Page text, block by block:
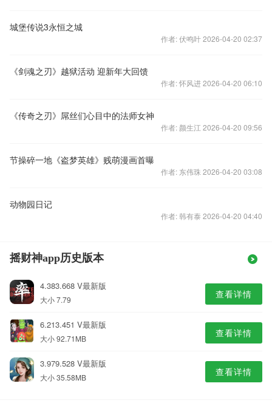
城堡传说3永恒之城
作者: 伏鸣叶 2026-04-20 02:37
《剑魂之刃》越狱活动 迎新年大回馈
作者: 怀风进 2026-04-20 06:10
《传奇之刃》屌丝们心目中的法师女神
作者: 颜生江 2026-04-20 09:56
节操碎一地《盗梦英雄》贱萌漫画首曝
作者: 东伟珠 2026-04-20 03:08
动物园日记
作者: 韩有泰 2026-04-20 04:40
摇财神app历史版本
4.383.668 V最新版
大小 7.79 查看详情
6.213.451 V最新版
大小 92.71MB 查看详情
3.979.528 V最新版
大小 35.58MB 查看详情